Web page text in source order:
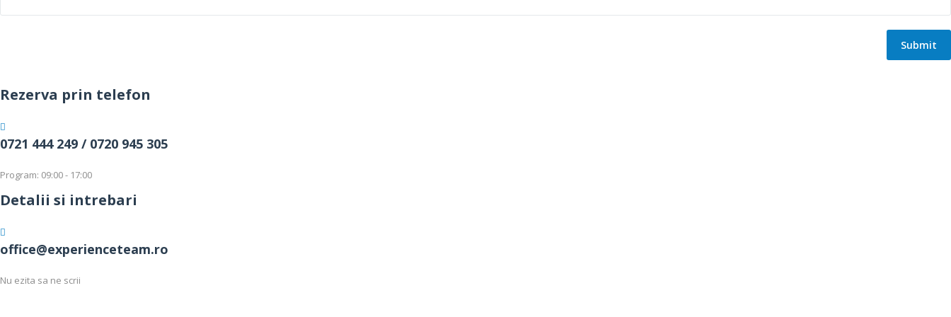
Rezerva prin telefon
0721 444 249 / 0720 945 305
Program: 09:00 - 17:00
Detalii si intrebari
office@experienceteam.ro
Nu ezita sa ne scrii